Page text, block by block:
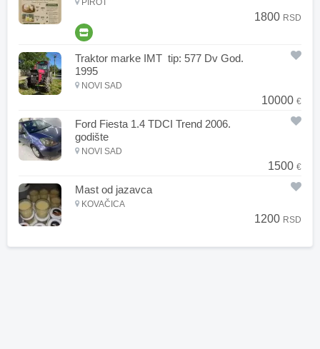
PIROT
1800 RSD
Traktor marke IMT tip: 577 Dv God.
1995
NOVI SAD
10000 €
Ford Fiesta 1.4 TDCI Trend 2006.
godište
NOVI SAD
1500 €
Mast od jazavca
KOVAČICA
1200 RSD